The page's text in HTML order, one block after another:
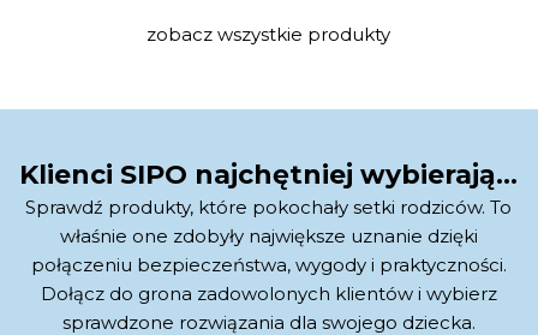
zobacz wszystkie produkty
Klienci SIPO najchętniej wybierają…
Sprawdź produkty, które pokochały setki rodziców. To
właśnie one zdobyły największe uznanie dzięki
połączeniu bezpieczeństwa, wygody i praktyczności.
Dołącz do grona zadowolonych klientów i wybierz
sprawdzone rozwiązania dla swojego dziecka.